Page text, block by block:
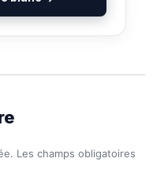
Les champs obligatoires